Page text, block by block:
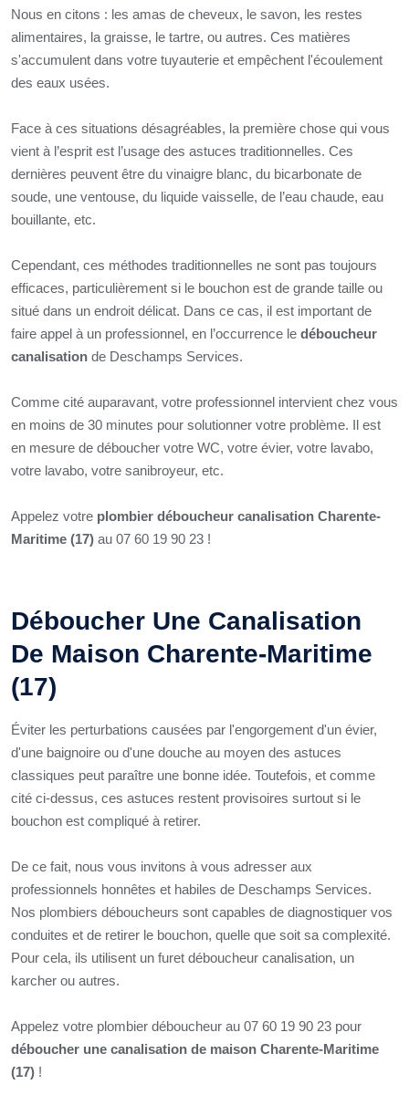
Nous en citons : les amas de cheveux, le savon, les restes
alimentaires, la graisse, le tartre, ou autres. Ces matières
s'accumulent dans votre tuyauterie et empêchent l'écoulement
des eaux usées.
Face à ces situations désagréables, la première chose qui vous
vient à l’esprit est l’usage des astuces traditionnelles. Ces
dernières peuvent être du vinaigre blanc, du bicarbonate de
soude, une ventouse, du liquide vaisselle, de l’eau chaude, eau
bouillante, etc.
Cependant, ces méthodes traditionnelles ne sont pas toujours
efficaces, particulièrement si le bouchon est de grande taille ou
situé dans un endroit délicat. Dans ce cas, il est important de
faire appel à un professionnel, en l’occurrence le déboucheur
canalisation de Deschamps Services.
Comme cité auparavant, votre professionnel intervient chez vous
en moins de 30 minutes pour solutionner votre problème. Il est
en mesure de déboucher votre WC, votre évier, votre lavabo,
votre lavabo, votre sanibroyeur, etc.
Appelez votre plombier déboucheur canalisation Charente-
Maritime (17) au 07 60 19 90 23 !
Déboucher Une Canalisation
De Maison Charente-Maritime
(17)
Éviter les perturbations causées par l'engorgement d'un évier,
d'une baignoire ou d'une douche au moyen des astuces
classiques peut paraître une bonne idée. Toutefois, et comme
cité ci-dessus, ces astuces restent provisoires surtout si le
bouchon est compliqué à retirer.
De ce fait, nous vous invitons à vous adresser aux
professionnels honnêtes et habiles de Deschamps Services.
Nos plombiers déboucheurs sont capables de diagnostiquer vos
conduites et de retirer le bouchon, quelle que soit sa complexité.
Pour cela, ils utilisent un furet déboucheur canalisation, un
karcher ou autres.
Appelez votre plombier déboucheur au 07 60 19 90 23 pour
déboucher une canalisation de maison Charente-Maritime
(17) !